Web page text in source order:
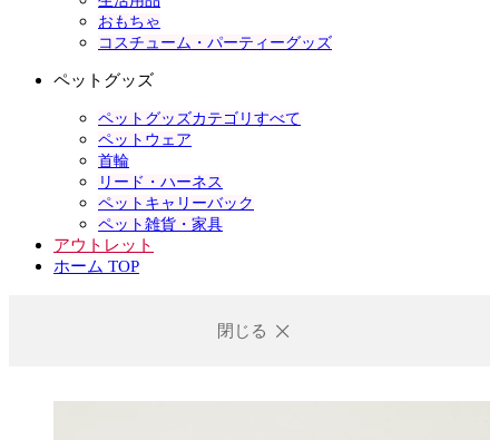
おもちゃ
コスチューム・パーティーグッズ
ペットグッズ
ペットグッズカテゴリすべて
ペットウェア
首輪
リード・ハーネス
ペットキャリーバック
ペット雑貨・家具
アウトレット
ホーム TOP
閉じる